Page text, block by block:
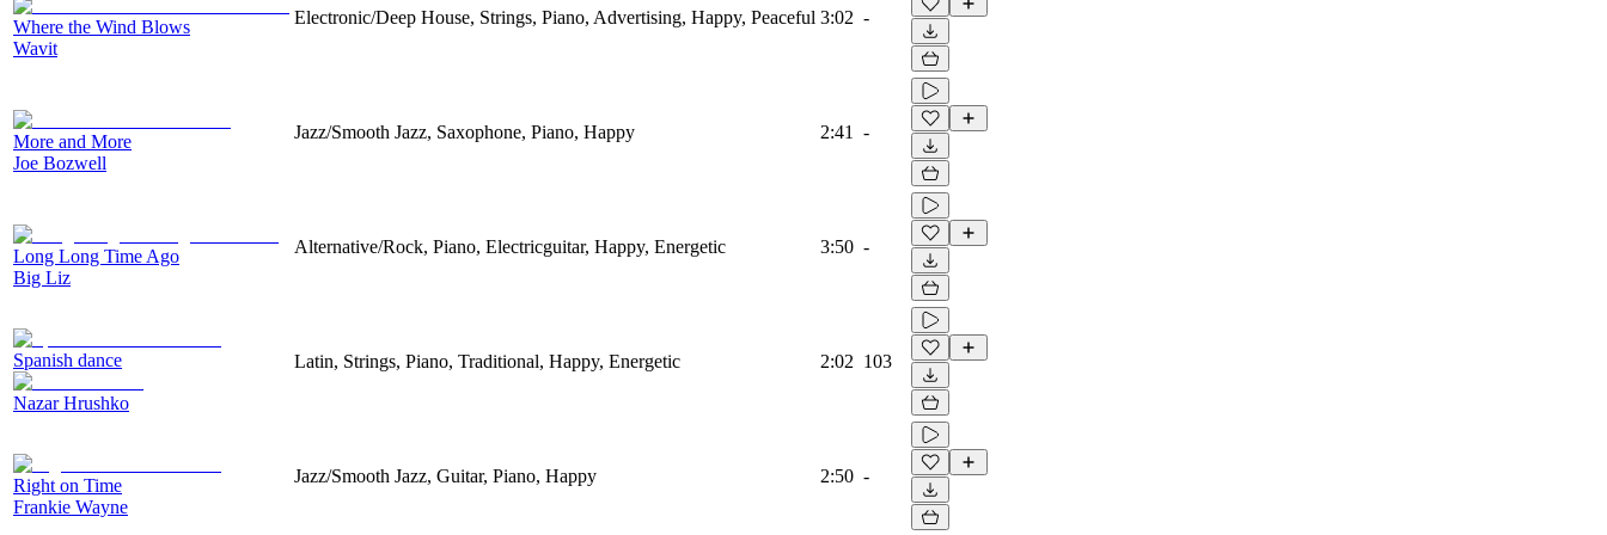
Where the Wind Blows
Wavit
Electronic/Deep House, Strings, Piano, Advertising, Happy, Peaceful 3:02 -
More and More
Joe Bozwell
Jazz/Smooth Jazz, Saxophone, Piano, Happy 2:41 -
Long Long Time Ago
Big Liz
Alternative/Rock, Piano, Electricguitar, Happy, Energetic 3:50 -
Spanish dance
Nazar Hrushko
Latin, Strings, Piano, Traditional, Happy, Energetic 2:02 103
Right on Time
Frankie Wayne
Jazz/Smooth Jazz, Guitar, Piano, Happy 2:50 -